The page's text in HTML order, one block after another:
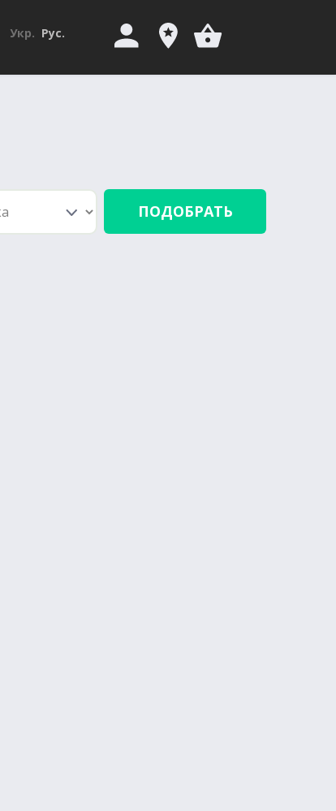
Укр. Рус.
ПОДОБРАТЬ